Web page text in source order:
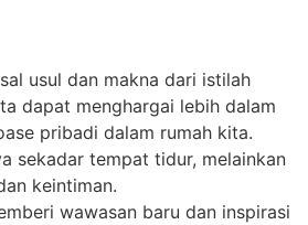
usul dan makna dari istilah
dapat menghargai lebih dalam
pribadi dalam rumah kita.
sekadar tempat tidur, melainkan
keintiman.
wawasan baru dan inspirasi